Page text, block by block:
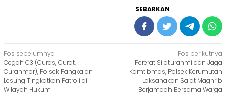
SEBARKAN
Navigasi
pos
Pos sebelumnya
Cegah C3 (Curas, Curat,
Curanmor), Polsek Pangkalan
Lesung Tingkatkan Patroli di
Wilayah Hukum
Pos berikutnya
Pererat Silaturahmi dan Jaga
Kamtibmas, Polsek Kerumutan
Laksanakan Salat Maghrib
Berjamaah Bersama Warga